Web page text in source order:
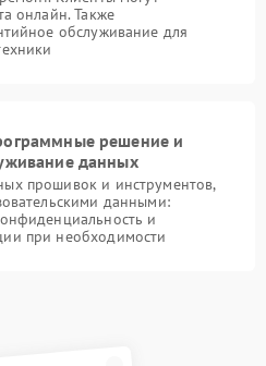
онлайн. Также
обслуживание для
решение и
данных
прошивок и инструментов,
данными:
и
при необходимости